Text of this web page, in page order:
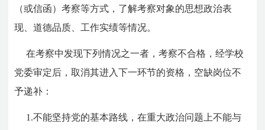
（或信函）考察等方式，了解考察对象的思想政治表
现、道德品质、工作实绩等情况。
在考察中发现下列情况之一者，考察不合格，经学校
党委审定后，取消其进入下一环节的资格，空缺岗位不
予递补：
1.不能坚持党的基本路线，在重大政治问题上不能与